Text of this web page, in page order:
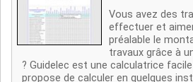
Vous avez des
effectuer et
préalable le
travaux grâce à
? Guidelec est une calculatrice
propose de calculer en quelques